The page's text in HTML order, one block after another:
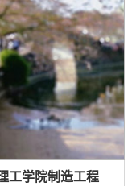
工学院制造工程